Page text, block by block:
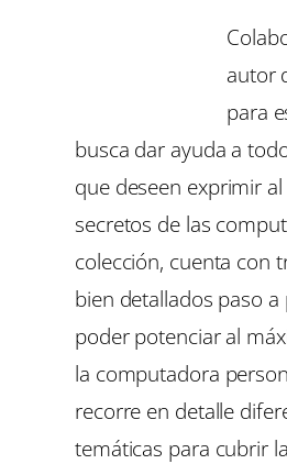
autor
para
busca dar ayuda a
que deseen exprimir
secretos de las
colección, cuenta con
bien detallados paso a
poder potenciar al
la computadora
recorre en detalle
temáticas para cubrir